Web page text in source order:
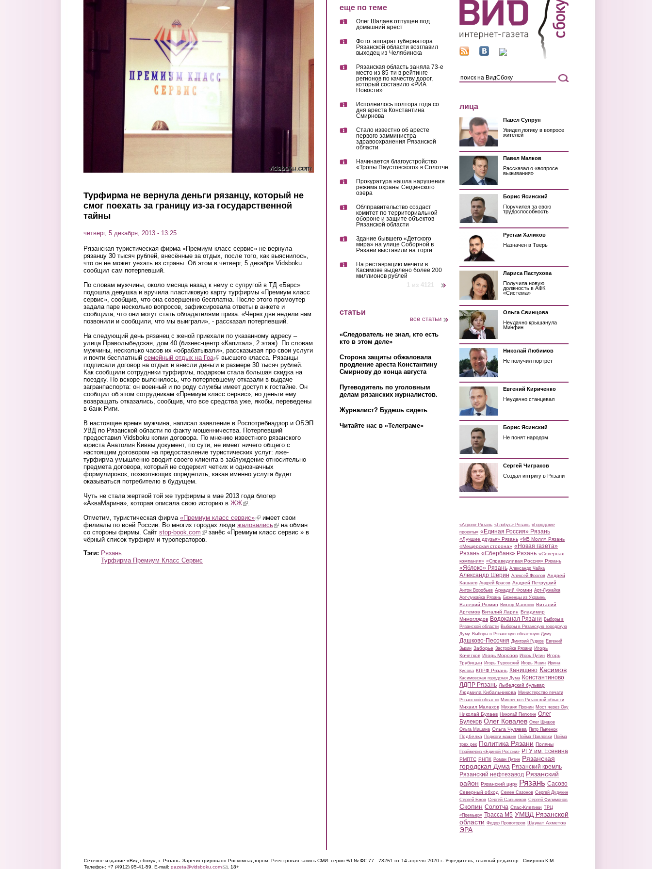
Перейти к основному содержанию
Турфирма не вернула деньги рязанцу, который не
смог поехать за границу из-за государственной
тайны
четверг, 5 декабря, 2013 - 13:25
Рязанская туристическая фирма «Премиум класс сервис» не вернула
рязанцу 30 тысяч рублей, внесённые за отдых, после того, как выяснилось,
что он не может уехать из страны. Об этом в четверг, 5 декабря Vidsboku
сообщил сам потерпевший.
По словам мужчины, около месяца назад к нему с супругой в ТД «Барс»
подошла девушка и вручила пластиковую карту турфирмы «Премиум класс
сервис», сообщив, что она совершенно бесплатна. После этого промоутер
задала паре несколько вопросов, зафиксировала ответы в анкете и
сообщила, что они могут стать обладателями приза. «Через две недели нам
позвонили и сообщили, что мы выиграли», - рассказал потерпевший.
На следующий день рязанец с женой приехали по указанному адресу –
улица Праволыбедская, дом 40 (бизнес-центр «Капитал», 2 этаж). По словам
мужчины, несколько часов их «обрабатывали», рассказывая про свои услуги
и почти бесплатный семейный отдых на Гоа(link is external)
высшего класса. Рязанцы
подписали договор на отдых и внесли деньги в размере 30 тысяч рублей.
Как сообщили сотрудники турфирмы, подарком стала большая скидка на
поездку. Но вскоре выяснилось, что потерпевшему отказали в выдаче
загранпаспорта: он военный и по роду службы имеет доступ к гостайне. Он
сообщил об этом сотрудникам «Премиум класс сервис», но деньги ему
возвращать отказались, сообщив, что все средства уже, якобы, переведены
в банк Риги.
В настоящее время мужчина, написал заявление в Роспотребнадзор и ОБЭП
УВД по Рязанской области по факту мошенничества. Потерпевший
предоставил Vidsboku копии договора. По мнению известного рязанского
юриста Анатолия Киввы документ, по сути, не имеет ничего общего с
настоящим договором на предоставление туристических услуг: лже-
турфирма умышленно вводит своего клиента в заблуждение относительно
предмета договора, который не содержит четких и однозначных
формулировок, позволяющих определить, какая именно услуга будет
оказываться потребителю в будущем.
Чуть не стала жертвой той же турфирмы в мае 2013 года блогер
«АкваМарина», которая описала свою историю в ЖЖ(link is external)
.
Отметим, туристическая фирма «Премиум класс сервис»(link is external)
имеет свои
филиалы по всей России. Во многих городах люди жаловались(link is external)
на обман
со стороны фирмы. Сайт stop-book.com (link is external)
занёс «Премиум класс сервис » в
чёрный список турфирм и туроператоров.
Тэги: Рязань
Турфирма Премиум Класс Сервис
еще по теме
Олег Шалаев отпущен под
домашний арест
Фото: аппарат губернатора
Рязанской области возглавил
выходец из Челябинска
Рязанская область заняла 73-е
место из 85-ти в рейтинге
регионов по качеству дорог,
который составило «РИА
Новости»
Исполнилось полтора года со
дня ареста Константина
Смирнова
Стало известно об аресте
первого замминистра
здравоохранения Рязанской
области
Начинается благоустройство
«Тропы Паустовского» в Солотче
Прокуратура нашла нарушения
режима охраны Сегденского
озера
Облправительство создаст
комитет по территориальной
обороне и защите объектов
Рязанской области
Здание бывшего «Детского
мира» на улице Соборной в
Рязани выставили на торги
На реставрацию мечети в
Касимове выделено более 200
миллионов рублей
1 из 4121
статьи
все статьи
«Следователь не знал, кто есть
кто в этом деле»
Сторона защиты обжаловала
продление ареста Константину
Смирнову до конца августа
Путеводитель по уголовным
делам рязанских журналистов.
Журналист? Будешь сидеть
Читайте нас в «Телеграме»
лица
Павел Супрун
Увидел логику в вопросе
жителей
Павел Малков
Рассказал о «вопросе
выживания»
Борис Ясинский
Поручился за свою
трудоспособность
Рустам Халиков
Назначен в Тверь
Лариса Пастухова
Получила новую
должность в АФК
«Система»
Ольга Свинцова
Неудачно крышанула
Минфин
Николай Любимов
Не получил портрет
Евгений Кириченко
Неудачно станцевал
Борис Ясинский
Не понят народом
Сергей Чиграков
Создал интригу в Рязани
«Атрон» Рязань «Глобус» Рязань «Городские
проекты» «Единая Россия» Рязань
«Лучшие друзья» Рязань «М5 Молл» Рязань
«Мещерская сторона» «Новая газета»
Рязань «Сбербанк» Рязань «Северная
компания» «Справедливая Россия» Рязань
«Яблоко» Рязань Александр Чайка
Александр Шерин Алексей Фролов Андрей
Кашаев Андрей Красов Андрей Петруцкий
Антон Воробьев Аркадий Фомин Арт-Лужайка
Арт-лужайка Рязань Беженцы из Украины
Валерий Рюмин Виктор Малюгин Виталий
Артемов Виталий Ларин Владимир
Мимоглядов Водоканал Рязани Выборы в
Рязанской области Выборы в Рязанскую городскую
Думу Выборы в Рязанскую областную Думу
Дашково-Песочня Дмитрий Гудков Евгений
Зызин Заборье Застройка Рязани Игорь
Кочетков Игорь Морозов Игорь Путин Игорь
Трубицын Игорь Туровский Игорь Яшин Ирина
Кусова КПРФ Рязань Канищево Касимов
Касимовская городская Дума Константиново
ЛДПР Рязань Лыбедский бульвар
Людмила Кибальникова Министерство печати
Рязанской области Минлесхоз Рязанской области
Михаил Малахов Михаил Пронин Мост через Оку
Николай Булаев Николай Пилюгин Олег
Булеков Олег Ковалев Олег Шишов
Ольга Мишина Ольга Чуляева Петр Пыленок
Подбелка Поджоги машин Пойма Павловки Пойма
трех рек Политика Рязани Поляны
Праймериз «Единой России» РГУ им. Есенина
РМПТС РНПК Роман Путин Рязанская
городская Дума Рязанский кремль
Рязанский нефтезавод Рязанский
район Рязанский цирк Рязань Сасово
Северный обход Семен Сазонов Сергей Дудукин
Сергей Ежов Сергей Сальников Сергей Филимонов
Скопин Солотча Спас-Клепики ТРЦ
«Премьер» Трасса М5 УМВД Рязанской
области Федор Провоторов Шаукат Ахметов
ЭРА
Сетевое издание «Вид сбоку», г. Рязань. Зарегистрировано Роскомнадзором. Реестровая запись СМИ: серия ЭЛ № ФС 77 - 78261 от 14 апреля 2020 г. Учредитель, главный редактор - Смирнов К.М.
Телефон: +7 (4912) 95-41-59. E-mail: gazeta@vidsboku.com(link sends e-mail)
. 18+